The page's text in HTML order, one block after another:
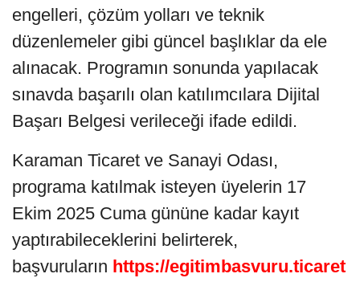
engelleri, çözüm yolları ve teknik
düzenlemeler gibi güncel başlıklar da ele
alınacak. Programın sonunda yapılacak
sınavda başarılı olan katılımcılara Dijital
Başarı Belgesi verileceği ifade edildi.
Karaman Ticaret ve Sanayi Odası,
programa katılmak isteyen üyelerin 17
Ekim 2025 Cuma gününe kadar kayıt
yaptırabileceklerini belirterek,
başvuruların https://egitimbasvuru.ticaret